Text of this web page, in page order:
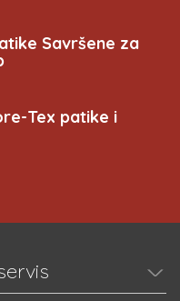
Savršene za
Tex patike i